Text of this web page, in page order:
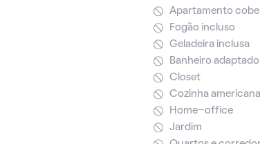
Apartamento
Fogão incluso
Geladeira inclusa
Banheiro adaptado
Closet
Cozinha americana
Home-office
Jardim